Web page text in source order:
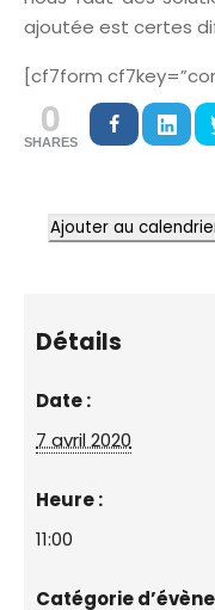
ajoutée est certes
[cf7form
0
SHARES
Ajouter au
Détails
Date :
7 avril 2020
Heure :
11:00
Catégorie